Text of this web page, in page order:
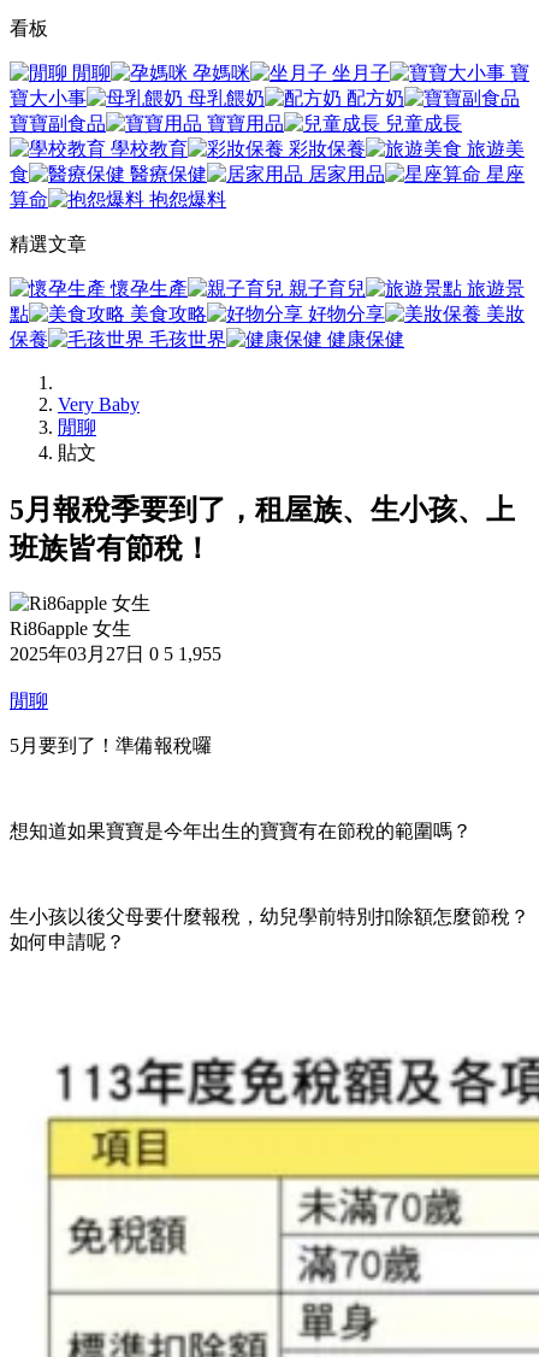
看板
閒聊 孕媽咪 坐月子
寶
寶大小事
母乳餵奶
配方奶
寶寶副食品
寶寶用品
兒童成長
學校教育
彩妝保養
旅遊美
食
醫療保健 居家用品
星座
算命
抱怨爆料
精選文章
懷孕生產 親子育兒
旅遊景
點
美食攻略 好物分享
美妝
保養
毛孩世界 健康保健
Very Baby
閒聊
貼文
5月報稅季要到了，租屋族、生小孩、上
班族皆有節稅！
Ri86apple 女生
2025年03月27日 0 5 1,955
閒聊
5月要到了！準備報稅囉
想知道如果寶寶是今年出生的寶寶有在節稅的範圍嗎？
生小孩以後父母要什麼報稅，幼兒學前特別扣除額怎麼節稅？
如何申請呢？